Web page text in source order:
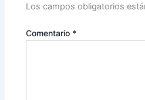
Los campos obligatorios
Comentario *